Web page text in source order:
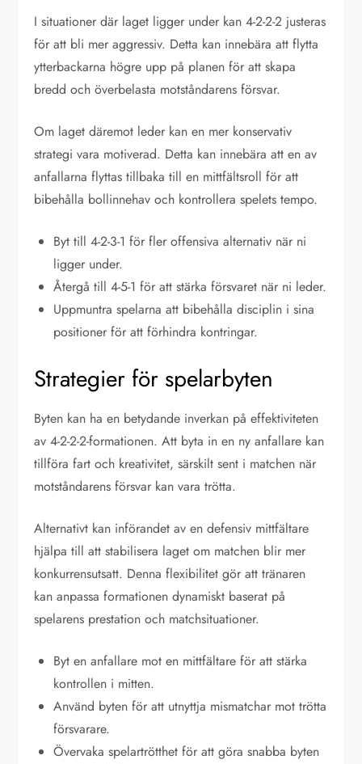
I situationer där laget ligger under kan 4-2-2-2 justeras
för att bli mer aggressiv. Detta kan innebära att flytta
ytterbackarna högre upp på planen för att skapa
bredd och överbelasta motståndarens försvar.
Om laget däremot leder kan en mer konservativ
strategi vara motiverad. Detta kan innebära att en av
anfallarna flyttas tillbaka till en mittfältsroll för att
bibehålla bollinnehav och kontrollera spelets tempo.
Byt till 4-2-3-1 för fler offensiva alternativ när ni
ligger under.
Återgå till 4-5-1 för att stärka försvaret när ni leder.
Uppmuntra spelarna att bibehålla disciplin i sina
positioner för att förhindra kontringar.
Strategier för spelarbyten
Byten kan ha en betydande inverkan på effektiviteten
av 4-2-2-2-formationen. Att byta in en ny anfallare kan
tillföra fart och kreativitet, särskilt sent i matchen när
motståndarens försvar kan vara trötta.
Alternativt kan införandet av en defensiv mittfältare
hjälpa till att stabilisera laget om matchen blir mer
konkurrensutsatt. Denna flexibilitet gör att tränaren
kan anpassa formationen dynamiskt baserat på
spelarens prestation och matchsituationer.
Byt en anfallare mot en mittfältare för att stärka
kontrollen i mitten.
Använd byten för att utnyttja mismatchar mot trötta
försvarare.
Övervaka spelartrötthet för att göra snabba byten